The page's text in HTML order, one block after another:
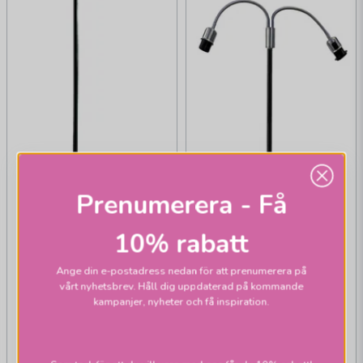
Prenumerera - Få
10% rabatt
Ange din e-postadress nedan för att prenumerera på
vårt nyhetsbrev. Håll dig uppdaterad på kommande
kampanjer, nyheter och få inspiration.